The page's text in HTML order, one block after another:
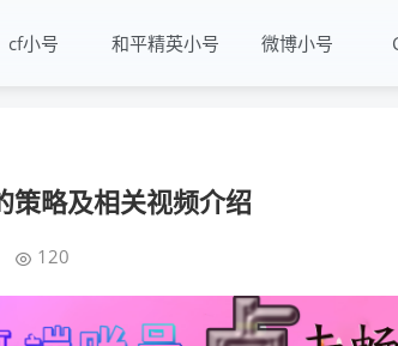
cf小号 和平精英小号 微博小号
策略及相关视频介绍
120